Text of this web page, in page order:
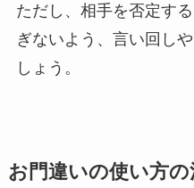
ただし、相手を否定す
ぎないよう、言い回し
しょう。
お門違いの使い方の